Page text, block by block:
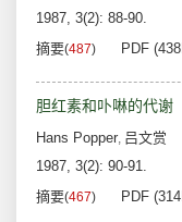
1987, 3(2): 88-90.
摘要(487) PDF
胆红素和卟啉的代谢
Hans Popper, 吕文赏
1987, 3(2): 90-91.
摘要(467) PDF